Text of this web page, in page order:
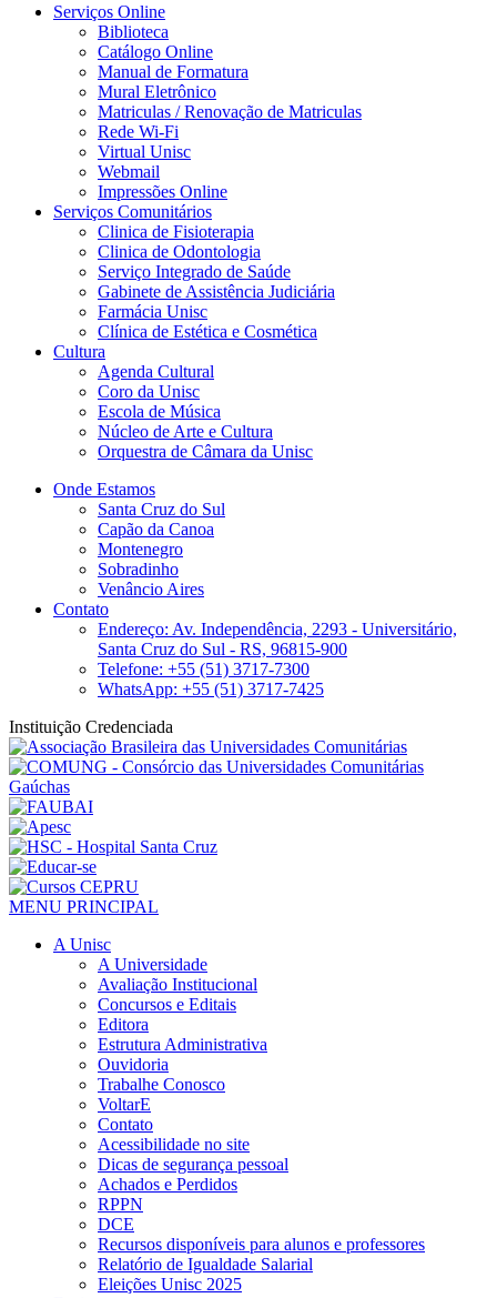
Serviços Online
Biblioteca
Catálogo Online
Manual de Formatura
Mural Eletrônico
Matriculas / Renovação de Matriculas
Rede Wi-Fi
Virtual Unisc
Webmail
Impressões Online
Serviços Comunitários
Clinica de Fisioterapia
Clinica de Odontologia
Serviço Integrado de Saúde
Gabinete de Assistência Judiciária
Farmácia Unisc
Clínica de Estética e Cosmética
Cultura
Agenda Cultural
Coro da Unisc
Escola de Música
Núcleo de Arte e Cultura
Orquestra de Câmara da Unisc
Onde Estamos
Santa Cruz do Sul
Capão da Canoa
Montenegro
Sobradinho
Venâncio Aires
Contato
Endereço: Av. Independência, 2293 - Universitário,
Santa Cruz do Sul - RS, 96815-900
Telefone: +55 (51) 3717-7300
WhatsApp: +55 (51) 3717-7425
Instituição Credenciada
MENU PRINCIPAL
A Unisc
A Universidade
Avaliação Institucional
Concursos e Editais
Editora
Estrutura Administrativa
Ouvidoria
Trabalhe Conosco
VoltarE
Contato
Acessibilidade no site
Dicas de segurança pessoal
Achados e Perdidos
RPPN
DCE
Recursos disponíveis para alunos e professores
Relatório de Igualdade Salarial
Eleições Unisc 2025